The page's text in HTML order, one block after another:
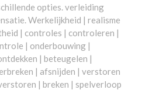
opties. verleiding
Werkelijkheid | realisme
| controles | controleren |
| onderbouwing |
| beteugelen |
| afsnijden | verstoren
| breken | spelverloop